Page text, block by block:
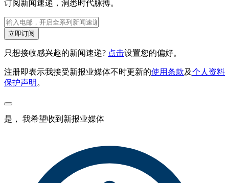
订阅新闻速递，洞悉时代脉搏。
立即订阅
只想接收感兴趣的新闻速递? 点击设置您的偏好。
注册即表示我接受新报业媒体不时更新的使用条款及个人资料
保护声明 。
是， 我希望收到新报业媒体